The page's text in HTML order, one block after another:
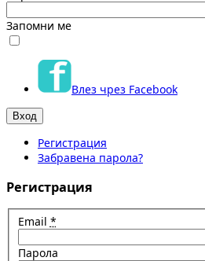
Запомни ме
Влез чрез Facebook
Регистрация
Забравена парола?
Регистрация
Email *
Парола